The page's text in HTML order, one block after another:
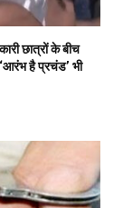
छात्रों के बीच
है प्रचंड’ भी